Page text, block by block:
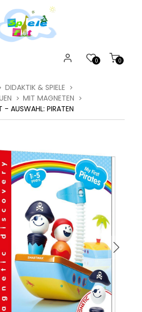
0
0
DIDAKTIK & SPIELE
MIT MAGNETEN
- AUSWAHL: PIRATEN